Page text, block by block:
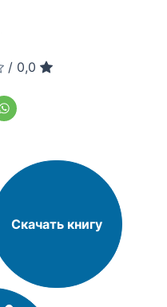
/ 0,0
Скачать книгу